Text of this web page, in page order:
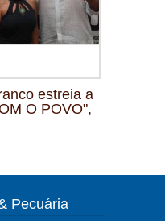
estreia a
O POVO",
Pecuária